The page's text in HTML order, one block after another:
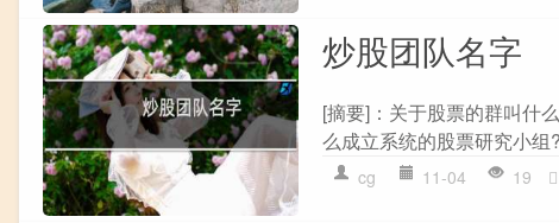
炒股团队名字
[摘要]：关于股票的群叫什
么成立系统的股票研究小
cg 11-04 19